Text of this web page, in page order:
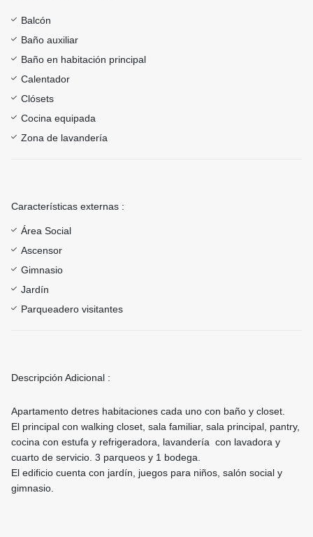
Balcón
Baño auxiliar
Baño en habitación principal
Calentador
Clósets
Cocina equipada
Zona de lavandería
Características externas :
Área Social
Ascensor
Gimnasio
Jardín
Parqueadero visitantes
Descripción Adicional :
Apartamento detres habitaciones cada uno con baño y closet.
El principal con walking closet, sala familiar, sala principal, pantry,
cocina con estufa y refrigeradora, lavandería con lavadora y
cuarto de servicio. 3 parqueos y 1 bodega.
El edificio cuenta con jardín, juegos para niños, salón social y
gimnasio.